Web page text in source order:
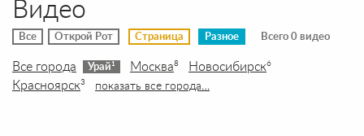
Видео
Все Открой Рот Страница Разное Всего 0 видео
Все города Урай1 Москва8 Новосибирск6
Красноярск3 показать все города…